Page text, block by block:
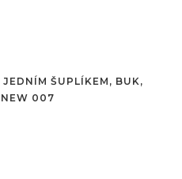
ŠUPLÍKEM, BUK,
007